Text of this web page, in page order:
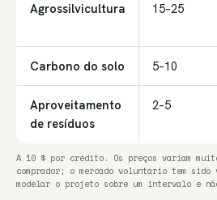
Agrossilvicultura 15–25
Carbono do solo 5–10
Aproveitamento
de resíduos
2–5
A 10 $ por crédito. Os preços variam
comprador; o mercado voluntário tem
modelar o projeto sobre um intervalo e